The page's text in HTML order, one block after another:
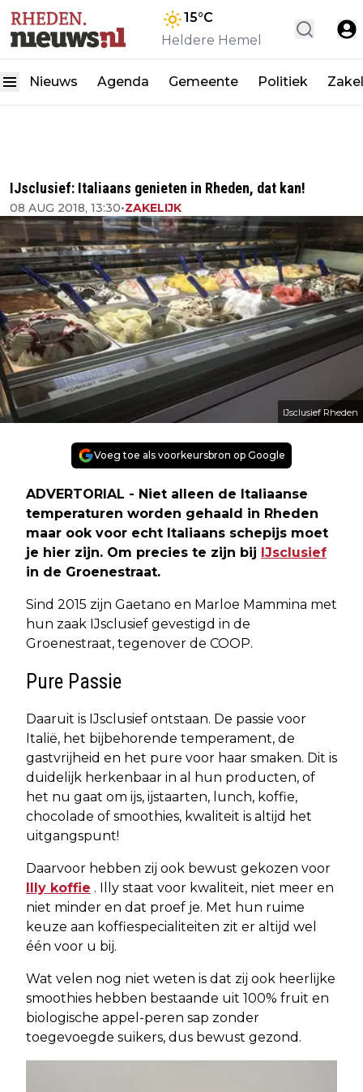
15°C
Heldere Hemel
Nieuws Agenda Gemeente Politiek
IJsclusief: Italiaans genieten in Rheden, dat kan!
08 AUG 2018, 13:30•ZAKELIJK
IJsclusief Rheden
Voeg toe als voorkeursbron op Google
ADVERTORIAL - Niet alleen de Italiaanse
temperaturen worden gehaald in Rheden
maar ook voor echt Italiaans schepijs moet
je hier zijn. Om precies te zijn bij IJsclusief
in de Groenestraat.
Sind 2015 zijn Gaetano en Marloe Mammina met
hun zaak IJsclusief gevestigd in de
Groenestraat, tegenover de COOP.
Pure Passie
Daaruit is IJsclusief ontstaan. De passie voor
Italië, het bijbehorende temperament, de
gastvrijheid en het pure voor haar smaken. Dit is
duidelijk herkenbaar in al hun producten, of
het nu gaat om ijs, ijstaarten, lunch, koffie,
chocolade of smoothies, kwaliteit is altijd het
uitgangspunt!
Daarvoor hebben zij ook bewust gekozen voor
Illy koffie . Illy staat voor kwaliteit, niet meer en
niet minder en dat proef je. Met hun ruime
keuze aan koffiespecialiteiten zit er altijd wel
één voor u bij.
Wat velen nog niet weten is dat zij ook heerlijke
smoothies hebben bestaande uit 100% fruit en
biologische appel-peren sap zonder
toegevoegde suikers, dus bewust gezond.